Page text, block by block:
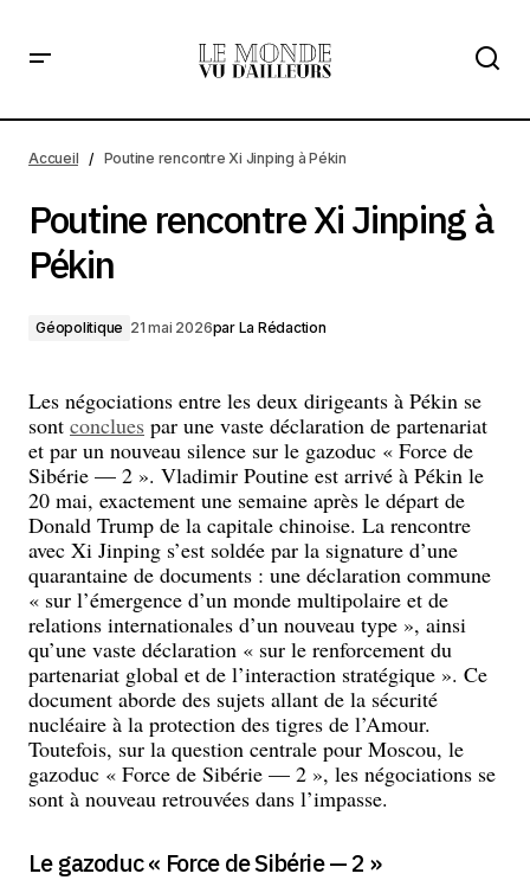
Accueil Poutine rencontre Xi Jinping à Pékin
Poutine rencontre Xi Jinping à
Pékin
Géopolitique 21 mai 2026par La Rédaction
Les négociations entre les deux dirigeants à Pékin se
sont conclues par une vaste déclaration de partenariat
et par un nouveau silence sur le gazoduc « Force de
Sibérie — 2 ». Vladimir Poutine est arrivé à Pékin le
20 mai, exactement une semaine après le départ de
Donald Trump de la capitale chinoise. La rencontre
avec Xi Jinping s’est soldée par la signature d’une
quarantaine de documents : une déclaration commune
« sur l’émergence d’un monde multipolaire et de
relations internationales d’un nouveau type », ainsi
qu’une vaste déclaration « sur le renforcement du
partenariat global et de l’interaction stratégique ». Ce
document aborde des sujets allant de la sécurité
nucléaire à la protection des tigres de l’Amour.
Toutefois, sur la question centrale pour Moscou, le
gazoduc « Force de Sibérie — 2 », les négociations se
sont à nouveau retrouvées dans l’impasse.
Le gazoduc « Force de Sibérie — 2 »